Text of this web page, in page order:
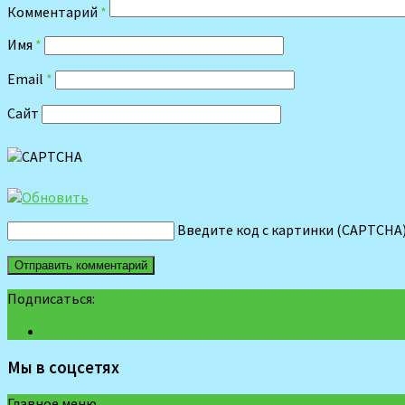
Комментарий *
Имя *
Email *
Сайт
Введите код с картинки
Подписаться:
Мы в соцсетях